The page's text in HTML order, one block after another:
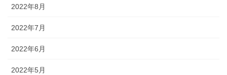
2022年8月
2022年7月
2022年6月
2022年5月